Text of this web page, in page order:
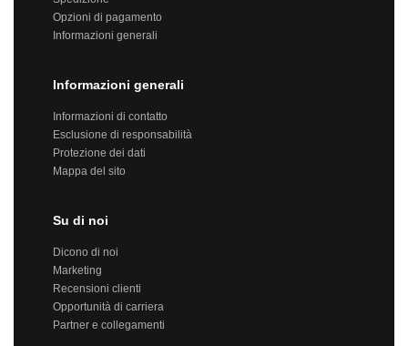
Opzioni di pagamento
Informazioni generali
Informazioni generali
Informazioni di contatto
Esclusione di responsabilità
Protezione dei dati
Mappa del sito
Su di noi
Dicono di noi
Marketing
Recensioni clienti
Opportunità di carriera
Partner e collegamenti